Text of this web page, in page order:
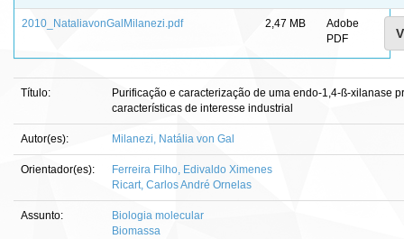
2010_NataliavonGalMilanezi.pdf 2,47 MB
Adobe
PDF
Título:
Purificação e caracterização de uma endo-1,4-ß-xilanase
características de interesse industrial
Autor(es): Milanezi, Natália von Gal
Orientador(es):
Ferreira Filho, Edivaldo Ximenes
Ricart, Carlos André Ornelas
Assunto:
Biologia molecular
Biomassa